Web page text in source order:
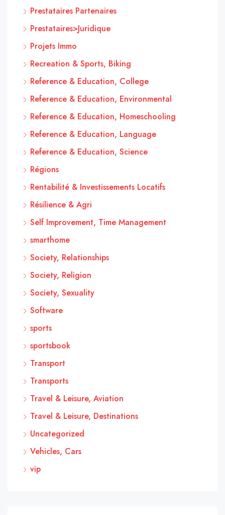
Prestataires Partenaires
Prestataires>Juridique
Projets Immo
Recreation & Sports, Biking
Reference & Education, College
Reference & Education, Environmental
Reference & Education, Homeschooling
Reference & Education, Language
Reference & Education, Science
Régions
Rentabilité & Investissements Locatifs
Résilience & Agri
Self Improvement, Time Management
smarthome
Society, Relationships
Society, Religion
Society, Sexuality
Software
sports
sportsbook
Transport
Transports
Travel & Leisure, Aviation
Travel & Leisure, Destinations
Uncategorized
Vehicles, Cars
vip